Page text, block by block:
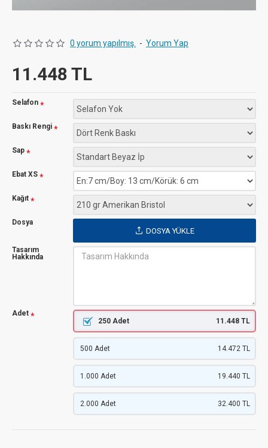
0 yorum yapılmış. - Yorum Yap
11.448 TL
Selafon
Baskı Rengi
Sap
Ebat XS
Kağıt
Dosya
DOSYA YÜKLE
Tasarım
Hakkında
Adet
250 Adet
11.448 TL
500 Adet 14.472 TL
1.000 Adet 19.440 TL
2.000 Adet 32.400 TL